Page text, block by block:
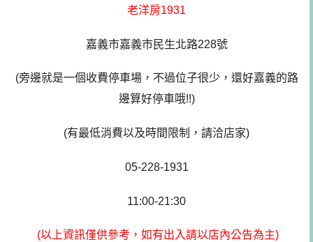
老洋房1931
嘉義市嘉義市民生北路228號
(旁邊就是一個收費停車場，不過位子很少，還好嘉義的路
邊算好停車哦!!)
(有最低消費以及時間限制，請洽店家)
05-228-1931
11:00-21:30
(以上資訊僅供參考，如有出入請以店內公告為主)